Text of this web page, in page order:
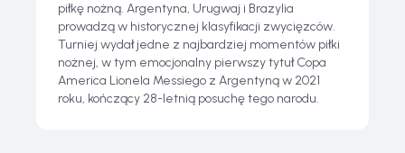
piłkę nożną. Argentyna, Urugwaj i Brazylia
prowadzą w historycznej klasyfikacji zwycięzców.
Turniej wydał jedne z najbardziej momentów piłki
nożnej, w tym emocjonalny pierwszy tytuł Copa
America Lionela Messiego z Argentyną w 2021
roku, kończący 28-letnią posuchę tego narodu.